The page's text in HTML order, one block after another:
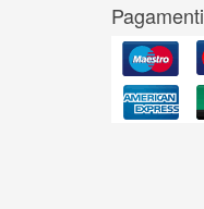
Pagamenti